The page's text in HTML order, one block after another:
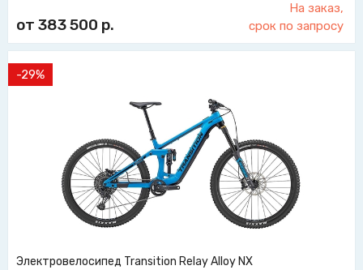
от 383 500 р.
На заказ,
срок по запросу
-29%
Электровелосипед Transition Relay Alloy NX